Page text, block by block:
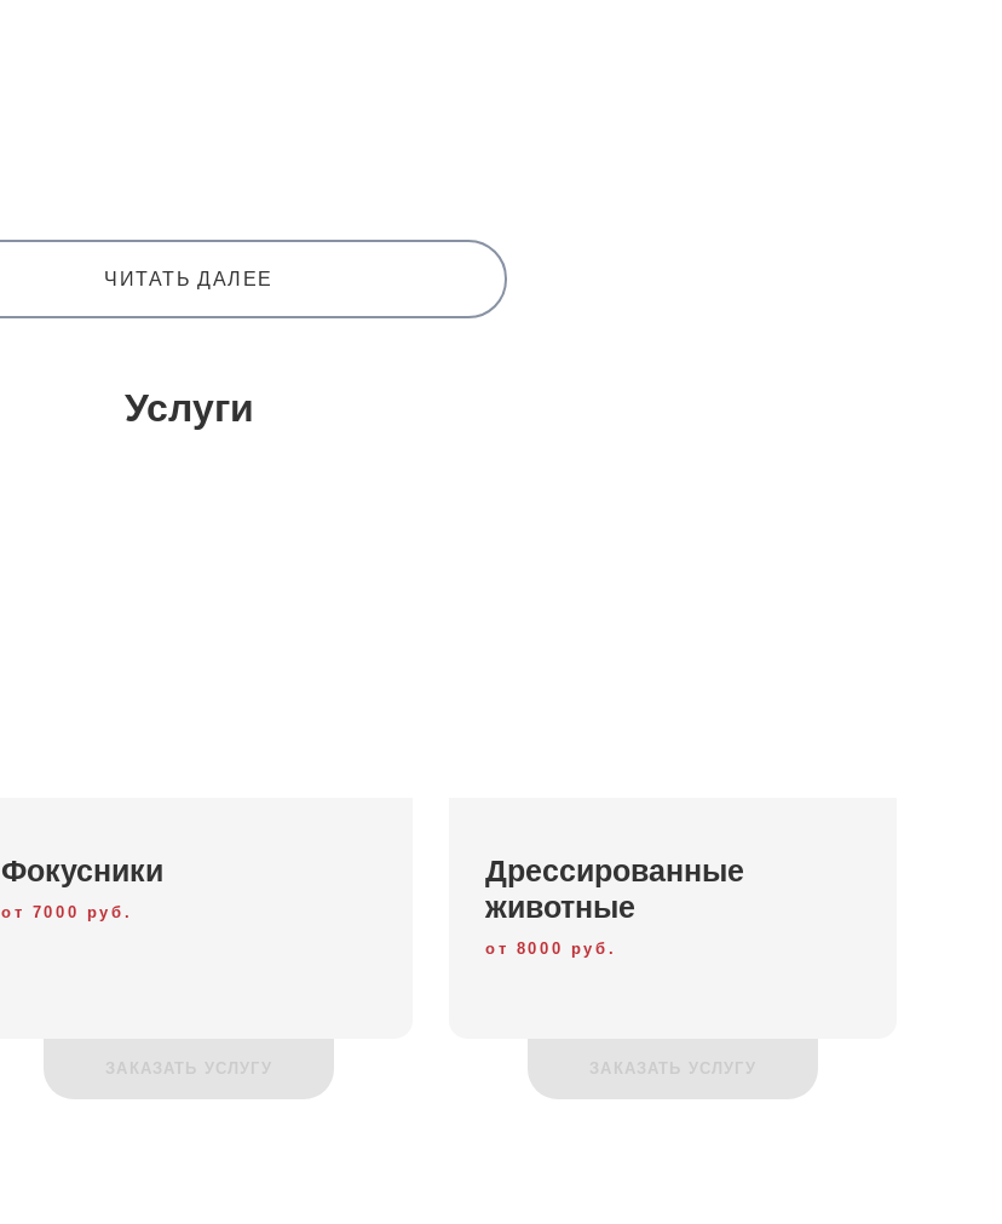
ЧИТАТЬ ДАЛЕЕ
Услуги
Фокусники
от 7000 руб.
ЗАКАЗАТЬ УСЛУГУ
Дрессированные
животные
от 8000 руб.
ЗАКАЗАТЬ УСЛУГУ